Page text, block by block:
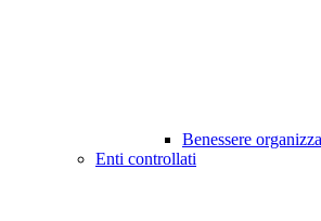
Benessere
Enti controllati